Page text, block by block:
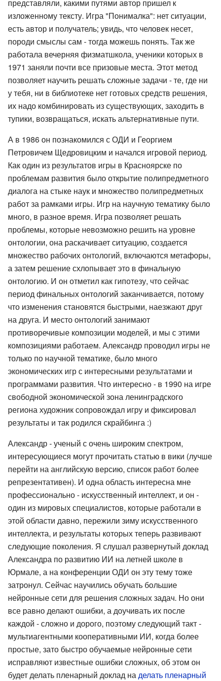
представляли, какими путями автор пришел к
изложенному тексту. Игра "Понималка": нет ситуации,
есть автор и получатель; увидь, что человек несет,
породи смыслы сам - тогда можешь понять. Так же
работала вечерняя физматшкола, ученики которых в
1971 заняли почти все призовые места. Этот метод
позволяет научить решать сложные задачи - те, где ни
у тебя, ни в библиотеке нет готовых средств решения,
их надо комбинировать из существующих, заходить в
тупики, возвращаться, искать альтернативные пути.
А в 1986 он познакомился с ОДИ и Георгием
Петровичем Щедровицким и начался игровой период.
Как один из результатов игры в Красноярске по
проблемам развития было открытие полипредметного
диалога на стыке наук и множество полипредметных
работ за рамками игры. Игр на научную тематику было
много, в разное время. Игра позволяет решать
проблемы, которые невозможно решить на уровне
онтологии, она раскачивает ситуацию, создается
множество рабочих онтологий, включаются метафоры,
а затем решение схлопывает это в финальную
онтологию. И он отметил как гипотезу, что сейчас
период финальных онтологий заканчивается, потому
что изменения становятся быстрыми, наезжают друг
на друга. И место онтологий занимают
противоречивые композиции моделей, и мы с этими
композициями работаем. Александр проводил игры не
только по научной тематике, было много
экономических игр с интересными результатами и
программами развития. Что интересно - в 1990 на игре
свободной экономической зона ленинградского
региона художник сопровождал игру и фиксировал
результаты и так родился скрайбинга :)
Александр - ученый с очень широким спектром,
интересующиеся могут прочитать статью в вики (лучше
перейти на английскую версию, список работ более
репрезентативен). И одна область интересна мне
профессионально - искусственный интеллект, и он -
один из мировых специалистов, которые работали в
этой области давно, пережили зиму искусственного
интеллекта, и результаты которых теперь развивают
следующие поколения. Я слушал развернутый доклад
Александра по развитию ИИ на летней школе в
Юрмале, а на конференции ОДИ он эту тему тоже
затронул. Сейчас научились обучать большие
нейронные сети для решения сложных задач. Но они
все равно делают ошибки, а доучивать их после
каждой - сложно и дорого, поэтому следующий такт -
мультиагентными кооперативными ИИ, когда более
простые, зато быстро обучаемые нейронные сети
исправляют известные ошибки сложных, об этом он
будет делать пленарный доклад наделать пленарный